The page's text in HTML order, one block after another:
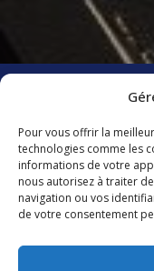
Pour vous offrir la
technologies comme les
informations de votre
nous autorisez à traiter
navigation ou vos
de votre consentement
Groupe CIS
Catering
40 C avenue de
13008 Marseille